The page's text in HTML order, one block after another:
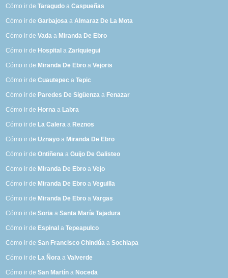
Cómo ir deTaragudo aCaspueñas
Cómo ir deGarbajosa aAlmaraz De La Mota
Cómo ir deVada a Miranda De Ebro
Cómo ir de Hospital aZariquiegui
Cómo ir de Miranda De Ebro aVejoris
Cómo ir deCuautepec aTepic
Cómo ir de Paredes De Sigüenza a Fenazar
Cómo ir de Horna a Labra
Cómo ir de La Calera a Reznos
Cómo ir deUznayo a Miranda De Ebro
Cómo ir deOntiñena aGuijo De Galisteo
Cómo ir de Miranda De Ebro aVejo
Cómo ir de Miranda De Ebro aVeguilla
Cómo ir de Miranda De Ebro aVargas
Cómo ir deSoria aSanta María Tajadura
Cómo ir de Espinal aTepeapulco
Cómo ir deSan Francisco Chindúa aSochiapa
Cómo ir de La Ñora aValverde
Cómo ir deSan Martín a Noceda